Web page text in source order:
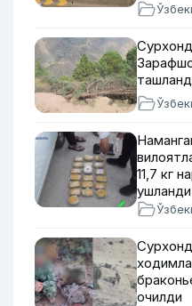
11,7 кг
ушланди
очилди